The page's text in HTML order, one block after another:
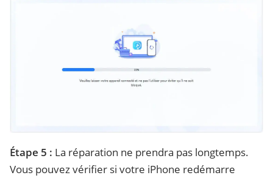
Étape 5 : La réparation ne prendra pas longtemps.
Vous pouvez vérifier si votre iPhone redémarre